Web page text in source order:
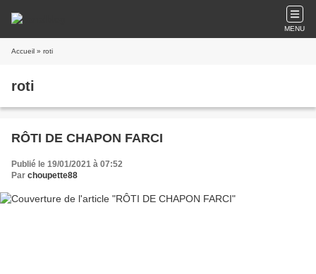
MENU
Accueil » roti
roti
RÔTI DE CHAPON FARCI
Publié le 19/01/2021 à 07:52
Par choupette88